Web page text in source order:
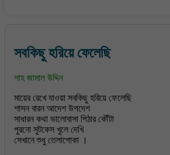
সবকিছু হরিয়ে ফেলেছি
শাহ জামাল উদ্দিন
মায়ের রেখে যাওয়া সবকিছু হরিয়ে ফেলেছি
শাসন বারন আদেশ উপদেশ
সাধারন কথা ভালোবাসা পিঠার কৌঁটা
পুরনো সুটকেস খুলে দেখি
সেখানে শুধু তেলাপোকা ।